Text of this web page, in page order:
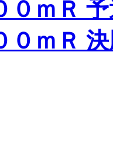
０ｍＲ
０ｍＲ